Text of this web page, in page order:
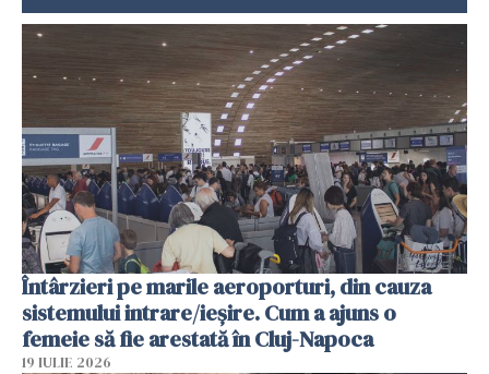
Întârzieri pe marile aeroporturi, din cauza
sistemului intrare/ieșire. Cum a ajuns o
femeie să fie arestată în Cluj-Napoca
19 IULIE 2026